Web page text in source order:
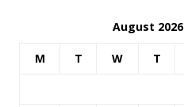
August 2026
M T W T